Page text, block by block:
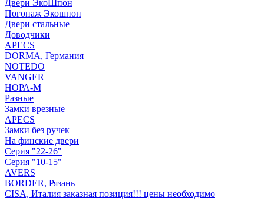
Двери ЭкоШпон
Погонаж Экошпон
Двери стальные
Доводчики
APECS
DORMA, Германия
NOTEDO
VANGER
НОРА-М
Разные
Замки врезные
APECS
Замки без ручек
На финские двери
Серия "22-26"
Серия "10-15"
AVERS
BORDER, Рязань
CISA, Италия заказная позиция!!! цены необходимо